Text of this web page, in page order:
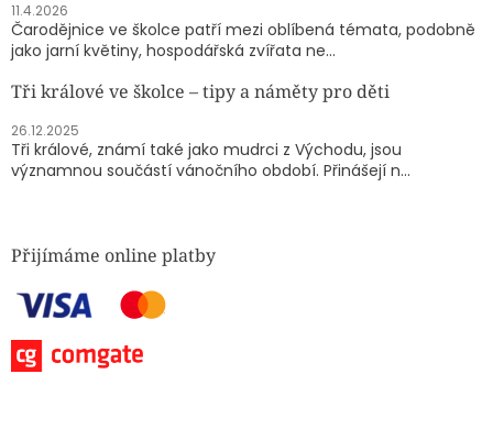
11.4.2026
Čarodějnice ve školce patří mezi oblíbená témata, podobně
jako jarní květiny, hospodářská zvířata ne...
Tři králové ve školce – tipy a náměty pro děti
26.12.2025
Tři králové, známí také jako mudrci z Východu, jsou
významnou součástí vánočního období. Přinášejí n...
Přijímáme online platby